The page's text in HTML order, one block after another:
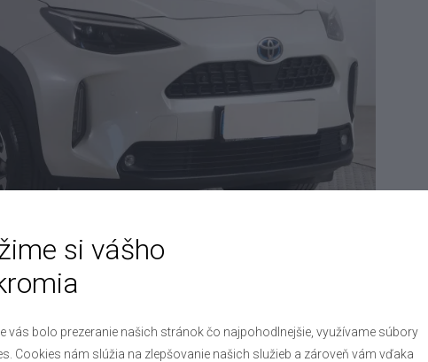
si vášho
vás bolo prezeranie našich stránok čo najpohodlnejšie, využívame súbory
Cookies nám slúžia na zlepšovanie našich služieb a zároveň vám vďaka